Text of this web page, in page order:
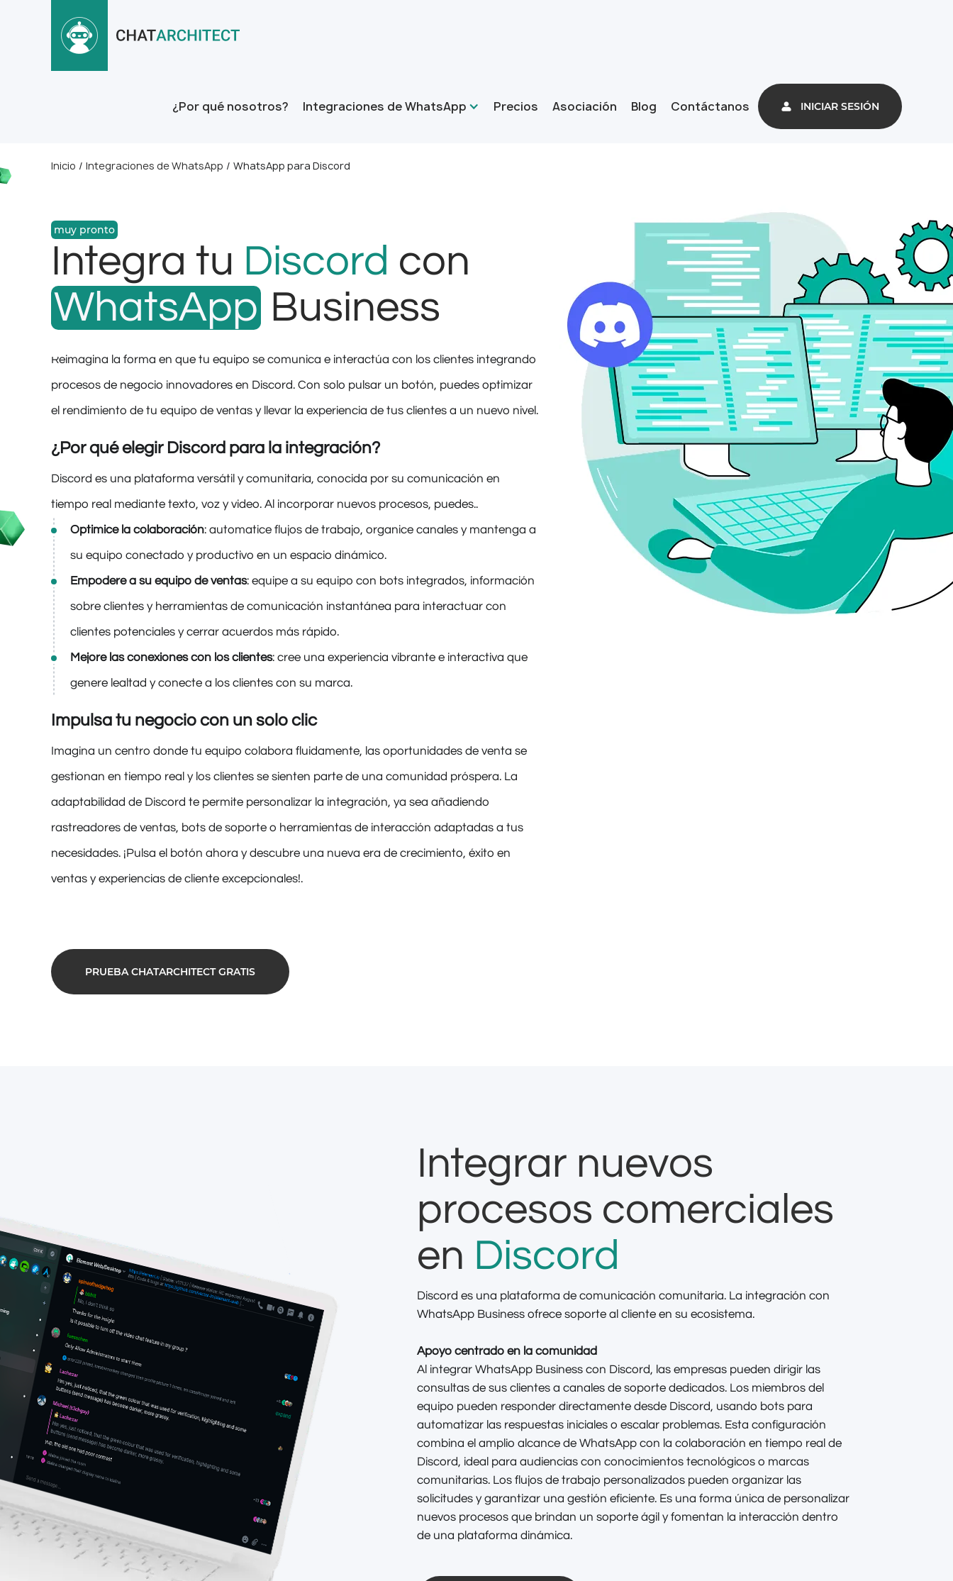
¿Por qué nosotros? Integraciones de WhatsApp Precios Asociación Blog Contáctanos INICIAR SESIÓN
Inicio / Integraciones de WhatsApp / WhatsApp para Discord
muy pronto
Integra tu Discord con
WhatsApp Business
Reimagina la forma en que tu equipo se comunica e interactúa con los clientes integrando
procesos de negocio innovadores en Discord. Con solo pulsar un botón, puedes optimizar
el rendimiento de tu equipo de ventas y llevar la experiencia de tus clientes a un nuevo nivel.
¿Por qué elegir Discord para la integración?
Discord es una plataforma versátil y comunitaria, conocida por su comunicación en
tiempo real mediante texto, voz y video. Al incorporar nuevos procesos, puedes..
Optimice la colaboración: automatice flujos de trabajo, organice canales y mantenga a
su equipo conectado y productivo en un espacio dinámico.
Empodere a su equipo de ventas: equipe a su equipo con bots integrados, información
sobre clientes y herramientas de comunicación instantánea para interactuar con
clientes potenciales y cerrar acuerdos más rápido.
Mejore las conexiones con los clientes: cree una experiencia vibrante e interactiva que
genere lealtad y conecte a los clientes con su marca.
Impulsa tu negocio con un solo clic
Imagina un centro donde tu equipo colabora fluidamente, las oportunidades de venta se
gestionan en tiempo real y los clientes se sienten parte de una comunidad próspera. La
adaptabilidad de Discord te permite personalizar la integración, ya sea añadiendo
rastreadores de ventas, bots de soporte o herramientas de interacción adaptadas a tus
necesidades. ¡Pulsa el botón ahora y descubre una nueva era de crecimiento, éxito en
ventas y experiencias de cliente excepcionales!.
PRUEBA CHATARCHITECT GRATIS
Integrar nuevos
procesos comerciales
en Discord
Discord es una plataforma de comunicación comunitaria. La integración con
WhatsApp Business ofrece soporte al cliente en su ecosistema.
Apoyo centrado en la comunidad
Al integrar WhatsApp Business con Discord, las empresas pueden dirigir las
consultas de sus clientes a canales de soporte dedicados. Los miembros del
equipo pueden responder directamente desde Discord, usando bots para
automatizar las respuestas iniciales o escalar problemas. Esta configuración
combina el amplio alcance de WhatsApp con la colaboración en tiempo real de
Discord, ideal para audiencias con conocimientos tecnológicos o marcas
comunitarias. Los flujos de trabajo personalizados pueden organizar las
solicitudes y garantizar una gestión eficiente. Es una forma única de personalizar
nuevos procesos que brindan un soporte ágil y fomentan la interacción dentro
de una plataforma dinámica.